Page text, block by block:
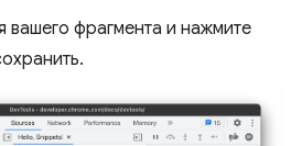
вашего фрагмента и нажмите